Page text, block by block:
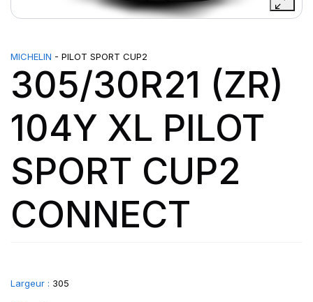
MICHELIN - PILOT SPORT CUP2
305/30R21 (ZR)
104Y XL PILOT
SPORT CUP2
CONNECT
Largeur : 305